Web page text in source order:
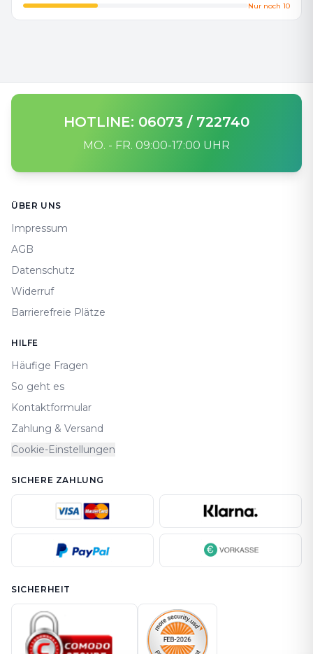
Nur noch 10
HOTLINE: 06073 / 722740
MO. - FR. 09:00-17:00 UHR
ÜBER UNS
Impressum
AGB
Datenschutz
Widerruf
Barrierefreie Plätze
HILFE
Häufige Fragen
So geht es
Kontaktformular
Zahlung & Versand
Cookie-Einstellungen
SICHERE ZAHLUNG
SICHERHEIT